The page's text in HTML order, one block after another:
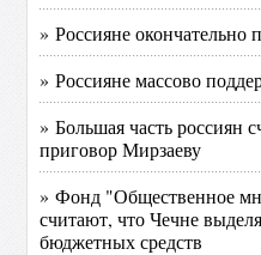
» Россияне окончательно
» Россияне массово
» Большая часть россиян
приговор Мирзаеву
» Фонд "Общественное
считают, что Чечне
бюджетных средств